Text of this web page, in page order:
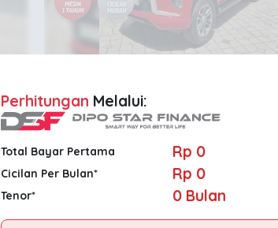
Perhitungan Melalui:
Total Bayar Pertama Rp 0
Cicilan Per Bulan* Rp 0
Tenor* 0Bulan